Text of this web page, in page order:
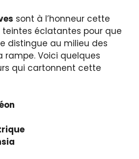
sont à l’honneur cette
teintes éclatantes pour que
distingue au milieu des
rampe. Voici quelques
qui cartonnent cette